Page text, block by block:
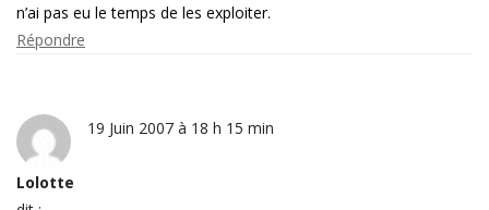
n’ai pas eu le temps de les exploiter.
Répondre
Lolotte
19 Juin 2007 à 18 h 15 min